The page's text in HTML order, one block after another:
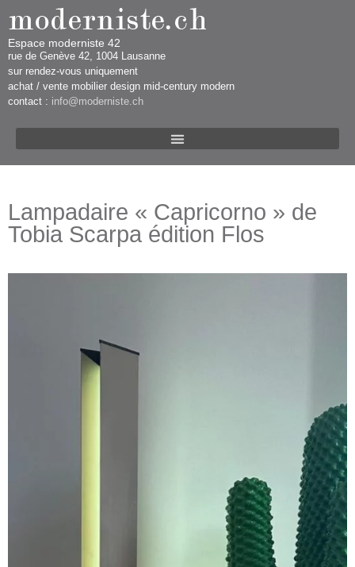
Espace moderniste 42
rue d​​​​e Genève 42, 1004 Lausanne​​
sur rendez-vous uniquement ​​​
​achat / vente mobilier design mid-century modern
contact : info@moderniste.ch
Lampadaire « Capricorno » de
Tobia Scarpa édition Flos